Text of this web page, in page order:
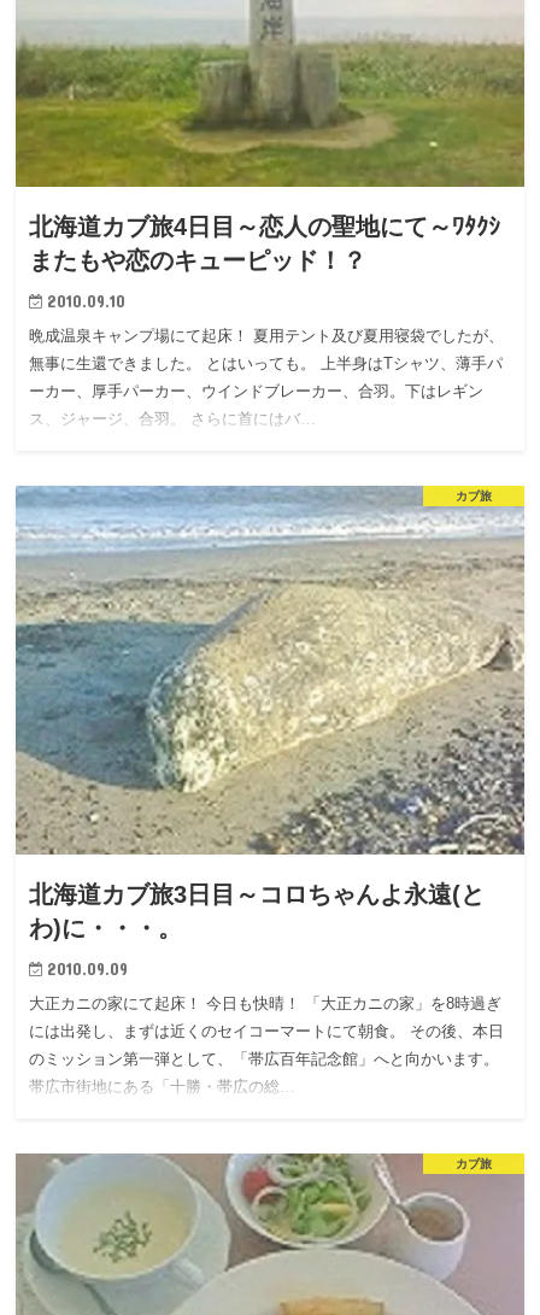
北海道カブ旅4日目～恋人の聖地にて～ﾜﾀｸｼ
またもや恋のキューピッド！？
2010.09.10
晩成温泉キャンプ場にて起床！ 夏用テント及び夏用寝袋でしたが、
無事に生還できました。 とはいっても。 上半身はTシャツ、薄手パ
ーカー、厚手パーカー、ウインドブレーカー、合羽。下はレギン
ス、ジャージ、合羽。 さらに首にはバ…
カブ旅
北海道カブ旅3日目～コロちゃんよ永遠(と
わ)に・・・。
2010.09.09
大正カニの家にて起床！ 今日も快晴！ 「大正カニの家」を8時過ぎ
には出発し、まずは近くのセイコーマートにて朝食。 その後、本日
のミッション第一弾として、「帯広百年記念館」へと向かいます。
帯広市街地にある「十勝・帯広の総…
カブ旅